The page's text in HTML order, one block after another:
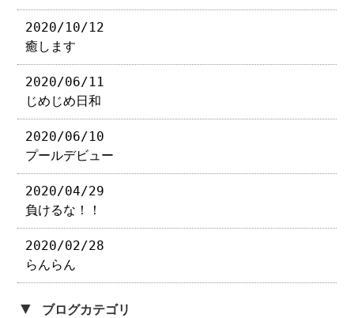
2020/10/12
癒します
2020/06/11
じめじめ日和
2020/06/10
プールデビュー
2020/04/29
負けるな！！
2020/02/28
らんらん
▼ ブログカテゴリ